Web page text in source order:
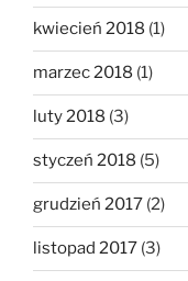
kwiecień 2018 (1)
marzec 2018 (1)
luty 2018 (3)
styczeń 2018 (5)
grudzień 2017 (2)
listopad 2017 (3)